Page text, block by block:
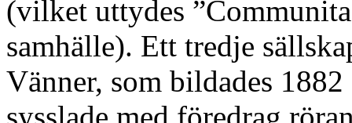
(vilket uttydes
samhälle). Ett tredje
Vänner, som bildades
sysslade med föredrag